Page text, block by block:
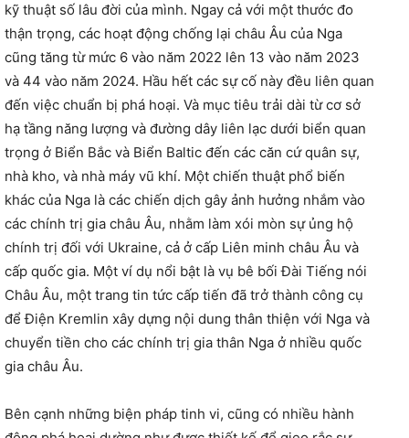
kỹ thuật số lâu đời của mình. Ngay cả với một thước đo
thận trọng, các hoạt động chống lại châu Âu của Nga
cũng tăng từ mức 6 vào năm 2022 lên 13 vào năm 2023
và 44 vào năm 2024. Hầu hết các sự cố này đều liên quan
đến việc chuẩn bị phá hoại. Và mục tiêu trải dài từ cơ sở
hạ tầng năng lượng và đường dây liên lạc dưới biển quan
trọng ở Biển Bắc và Biển Baltic đến các căn cứ quân sự,
nhà kho, và nhà máy vũ khí. Một chiến thuật phổ biến
khác của Nga là các chiến dịch gây ảnh hưởng nhắm vào
các chính trị gia châu Âu, nhằm làm xói mòn sự ủng hộ
chính trị đối với Ukraine, cả ở cấp Liên minh châu Âu và
cấp quốc gia. Một ví dụ nổi bật là vụ bê bối Đài Tiếng nói
Châu Âu, một trang tin tức cấp tiến đã trở thành công cụ
để Điện Kremlin xây dựng nội dung thân thiện với Nga và
chuyển tiền cho các chính trị gia thân Nga ở nhiều quốc
gia châu Âu.
Bên cạnh những biện pháp tinh vi, cũng có nhiều hành